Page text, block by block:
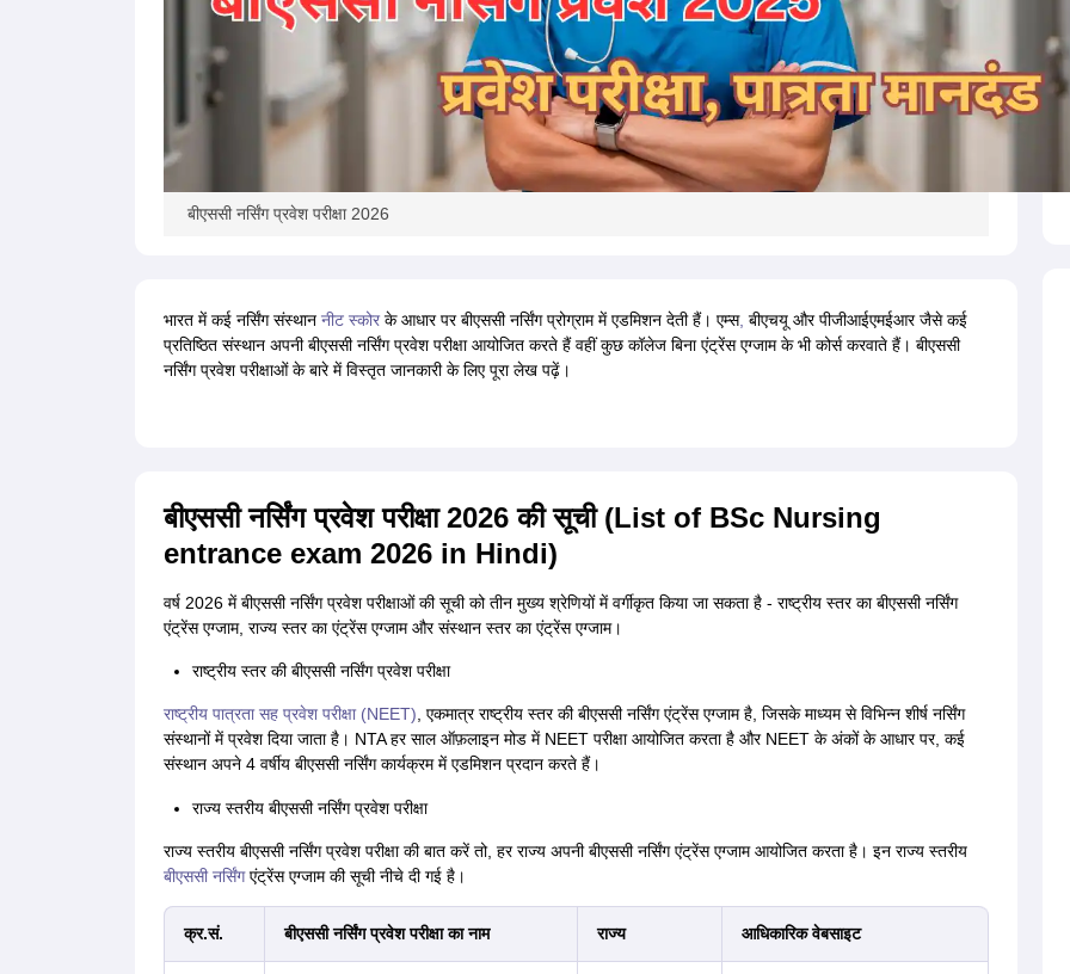
बीएससी नर्सिंग प्रवेश परीक्षा 2026
भारत में कई नर्सिंग संस्थान नीट स्कोरके आधार पर बीएससी नर्सिंग प्रोग्राम में एडमिशन देती हैं। एम्स, बीएचयू और पीजीआईएमईआर जैसे कई
प्रतिष्ठित संस्थान अपनी बीएससी नर्सिंग प्रवेश परीक्षा आयोजित करते हैं वहीं कुछ कॉलेज बिना एंट्रेंस एग्जाम के भी कोर्स करवाते हैं। बीएससी
नर्सिंग प्रवेश परीक्षाओं के बारे में विस्तृत जानकारी के लिए पूरा लेख पढ़ें।
बीएससी नर्सिंग प्रवेश परीक्षा 2026 की सूची (List of BSc Nursing
entrance exam 2026 in Hindi)
वर्ष 2026 में बीएससी नर्सिंग प्रवेश परीक्षाओं की सूची को तीन मुख्य श्रेणियों में वर्गीकृत किया जा सकता है - राष्ट्रीय स्तर का बीएससी नर्सिंग
एंट्रेंस एग्जाम, राज्य स्तर का एंट्रेंस एग्जाम और संस्थान स्तर का एंट्रेंस एग्जाम।
राष्ट्रीय स्तर की बीएससी नर्सिंग प्रवेश परीक्षा
राष्ट्रीय पात्रता सह प्रवेश परीक्षा (NEET) , एकमात्र राष्ट्रीय स्तर की बीएससी नर्सिंग एंट्रेंस एग्जाम है, जिसके माध्यम से विभिन्न शीर्ष नर्सिंग
संस्थानों में प्रवेश दिया जाता है। NTA हर साल ऑफ़लाइन मोड में NEET परीक्षा आयोजित करता है और NEET के अंकों के आधार पर, कई
संस्थान अपने 4 वर्षीय बीएससी नर्सिंग कार्यक्रम में एडमिशन प्रदान करते हैं।
राज्य स्तरीय बीएससी नर्सिंग प्रवेश परीक्षा
राज्य स्तरीय बीएससी नर्सिंग प्रवेश परीक्षा की बात करें तो, हर राज्य अपनी बीएससी नर्सिंग एंट्रेंस एग्जाम आयोजित करता है। इन राज्य स्तरीय
बीएससी नर्सिंगएंट्रेंस एग्जाम की सूची नीचे दी गई है।
क्र.सं. बीएससी नर्सिंग प्रवेश परीक्षा का नाम राज्य आधिकारिक वेबसाइट